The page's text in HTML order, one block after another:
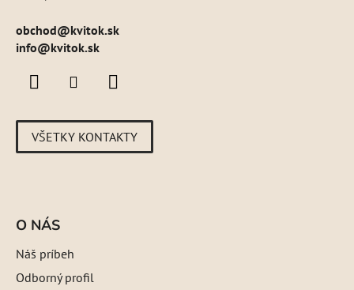
obchod@kvitok.sk
info@kvitok.sk
VŠETKY KONTAKTY
O NÁS
Náš príbeh
Odborný profil